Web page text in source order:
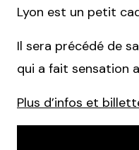
Lyon est un petit
Il sera précédé de
qui a fait sensation
Plus d’infos et